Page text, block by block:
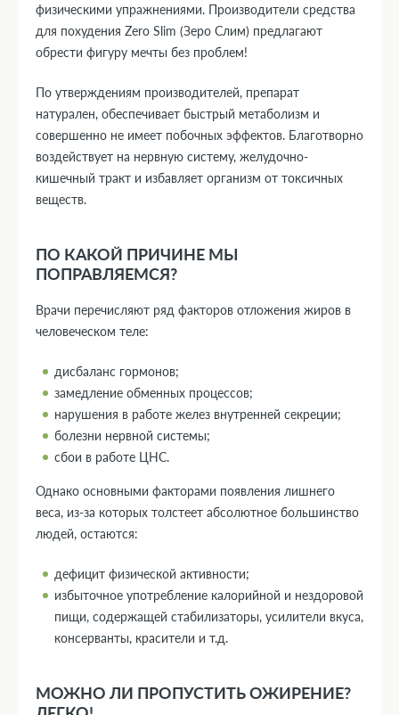
физическими упражнениями. Производители средства
для похудения Zero Slim (Зеро Слим) предлагают
обрести фигуру мечты без проблем!
По утверждениям производителей, препарат
натурален, обеспечивает быстрый метаболизм и
совершенно не имеет побочных эффектов. Благотворно
воздействует на нервную систему, желудочно-
кишечный тракт и избавляет организм от токсичных
веществ.
ПО КАКОЙ ПРИЧИНЕ МЫ
ПОПРАВЛЯЕМСЯ?
Врачи перечисляют ряд факторов отложения жиров в
человеческом теле:
дисбаланс гормонов;
замедление обменных процессов;
нарушения в работе желез внутренней секреции;
болезни нервной системы;
сбои в работе ЦНС.
Однако основными факторами появления лишнего
веса, из-за которых толстеет абсолютное большинство
людей, остаются:
дефицит физической активности;
избыточное употребление калорийной и нездоровой
пищи, содержащей стабилизаторы, усилители вкуса,
консерванты, красители и т.д.
МОЖНО ЛИ ПРОПУСТИТЬ ОЖИРЕНИЕ?